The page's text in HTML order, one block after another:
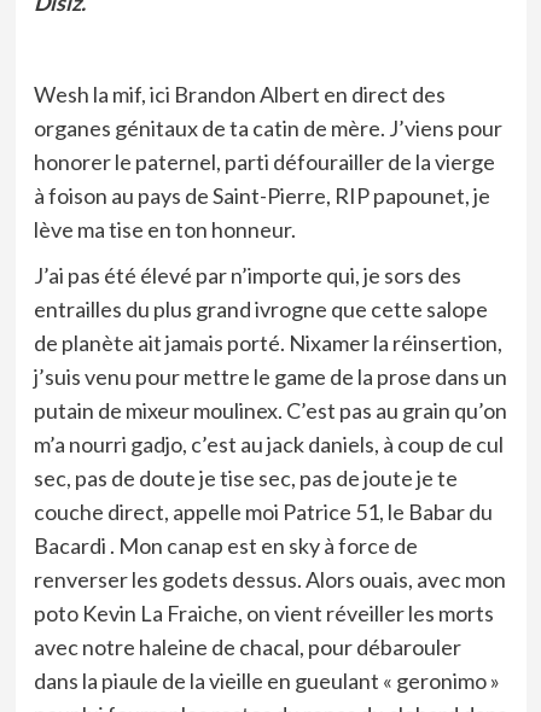
Wesh la mif, ici Brandon Albert en direct des
organes génitaux de ta catin de mère. J’viens pour
honorer le paternel, parti défourailler de la vierge
à foison au pays de Saint-Pierre, RIP papounet, je
lève ma tise en ton honneur.
J’ai pas été élevé par n’importe qui, je sors des
entrailles du plus grand ivrogne que cette salope
de planète ait jamais porté. Nixamer la réinsertion,
j’suis venu pour mettre le game de la prose dans un
putain de mixeur moulinex. C’est pas au grain qu’on
m’a nourri gadjo, c’est au jack daniels, à coup de cul
sec, pas de doute je tise sec, pas de joute je te
couche direct, appelle moi Patrice 51, le Babar du
Bacardi . Mon canap est en sky à force de
renverser les godets dessus. Alors ouais, avec mon
poto Kevin La Fraiche, on vient réveiller les morts
avec notre haleine de chacal, pour débarouler
dans la piaule de la vieille en gueulant « geronimo »